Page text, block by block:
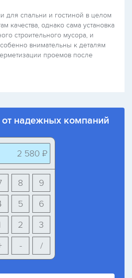
для спальни и гостиной в целом
качества, однако сама установка
строительного мусора, и
внимательны к деталям
проемов после
надежных компаний
2 580 ₽
9
8
6
5
3
2
- /